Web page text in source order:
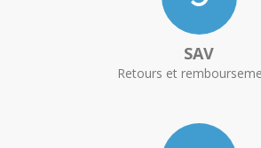
SAV
Retours et